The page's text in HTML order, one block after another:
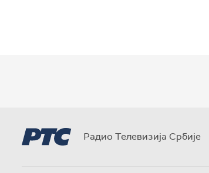
Радио Телевизија Србије